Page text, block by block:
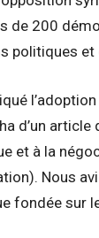
de 200
politiques et
d’un
et à la
Nous
fondée sur